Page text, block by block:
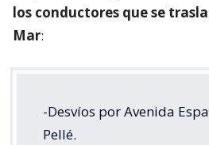
los conductores que se
Mar:
-Desvíos por Avenida
Pellé.